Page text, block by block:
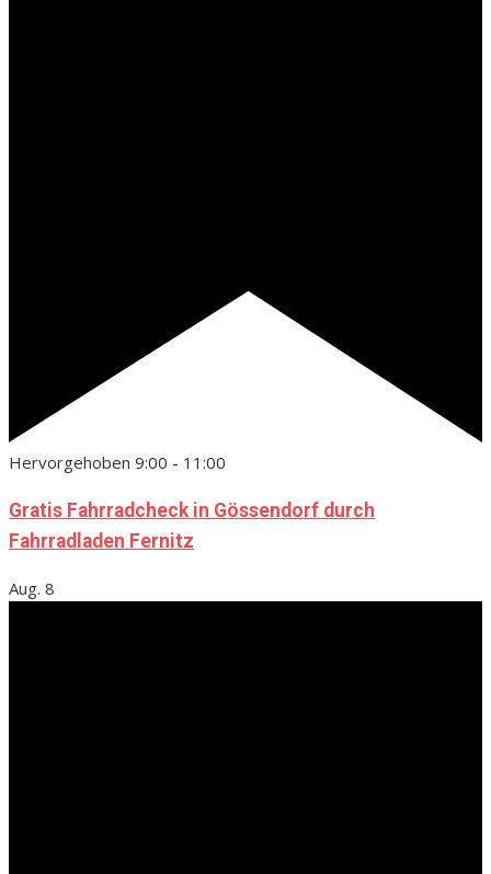
Hervorgehoben 9:00 - 11:00
Gratis Fahrradcheck in Gössendorf durch
Fahrradladen Fernitz
Aug. 8